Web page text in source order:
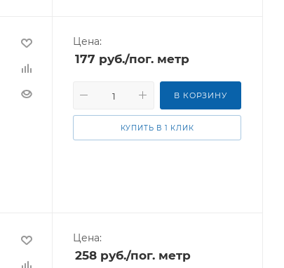
Цена:
177 руб./пог. метр
В КОРЗИНУ
КУПИТЬ В 1 КЛИК
Цена:
258 руб./пог. метр